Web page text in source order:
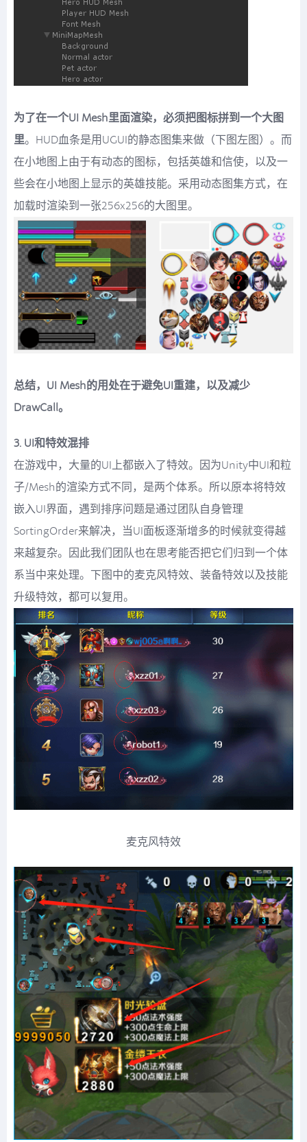
为了在一个UI Mesh里面渲染，必须把图标拼到一个大图
里。HUD血条是用UGUI的静态图集来做（下图左图）。而
在小地图上由于有动态的图标，包括英雄和信使，以及一
些会在小地图上显示的英雄技能。采用动态图集方式，在
加载时渲染到一张256x256的大图里。
总结，UI Mesh的用处在于避免UI重建，以及减少
DrawCall。
3. UI和特效混排
在游戏中，大量的UI上都嵌入了特效。因为Unity中UI和粒
子/Mesh的渲染方式不同，是两个体系。所以原本将特效
嵌入UI界面，遇到排序问题是通过团队自身管理
SortingOrder来解决，当UI面板逐渐增多的时候就变得越
来越复杂。因此我们团队也在思考能否把它们归到一个体
系当中来处理。下图中的麦克风特效、装备特效以及技能
升级特效，都可以复用。
麦克风特效